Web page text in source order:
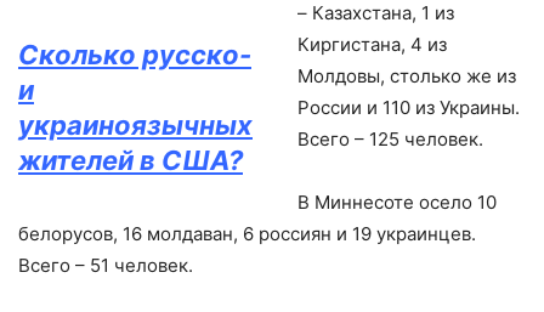
Сколько русско-
и
украиноязычных
жителей в США?
– Казахстана, 1 из
Киргистана, 4 из
Молдовы, столько же из
России и 110 из Украины.
Всего – 125 человек.
В Миннесоте осело 10
белорусов, 16 молдаван, 6 россиян и 19 украинцев.
Всего – 51 человек.